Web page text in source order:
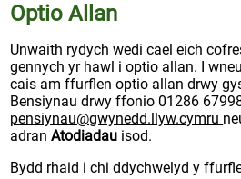
Optio Allan
Unwaith rydych wedi cael eich
gennych yr hawl i optio allan. I
cais am ffurflen optio allan drwy
Bensiynau drwy ffonio 01286
pensiynau@gwynedd.llyw.cymru
adranAtodiadau isod.
Bydd rhaid i chi ddychwelyd y